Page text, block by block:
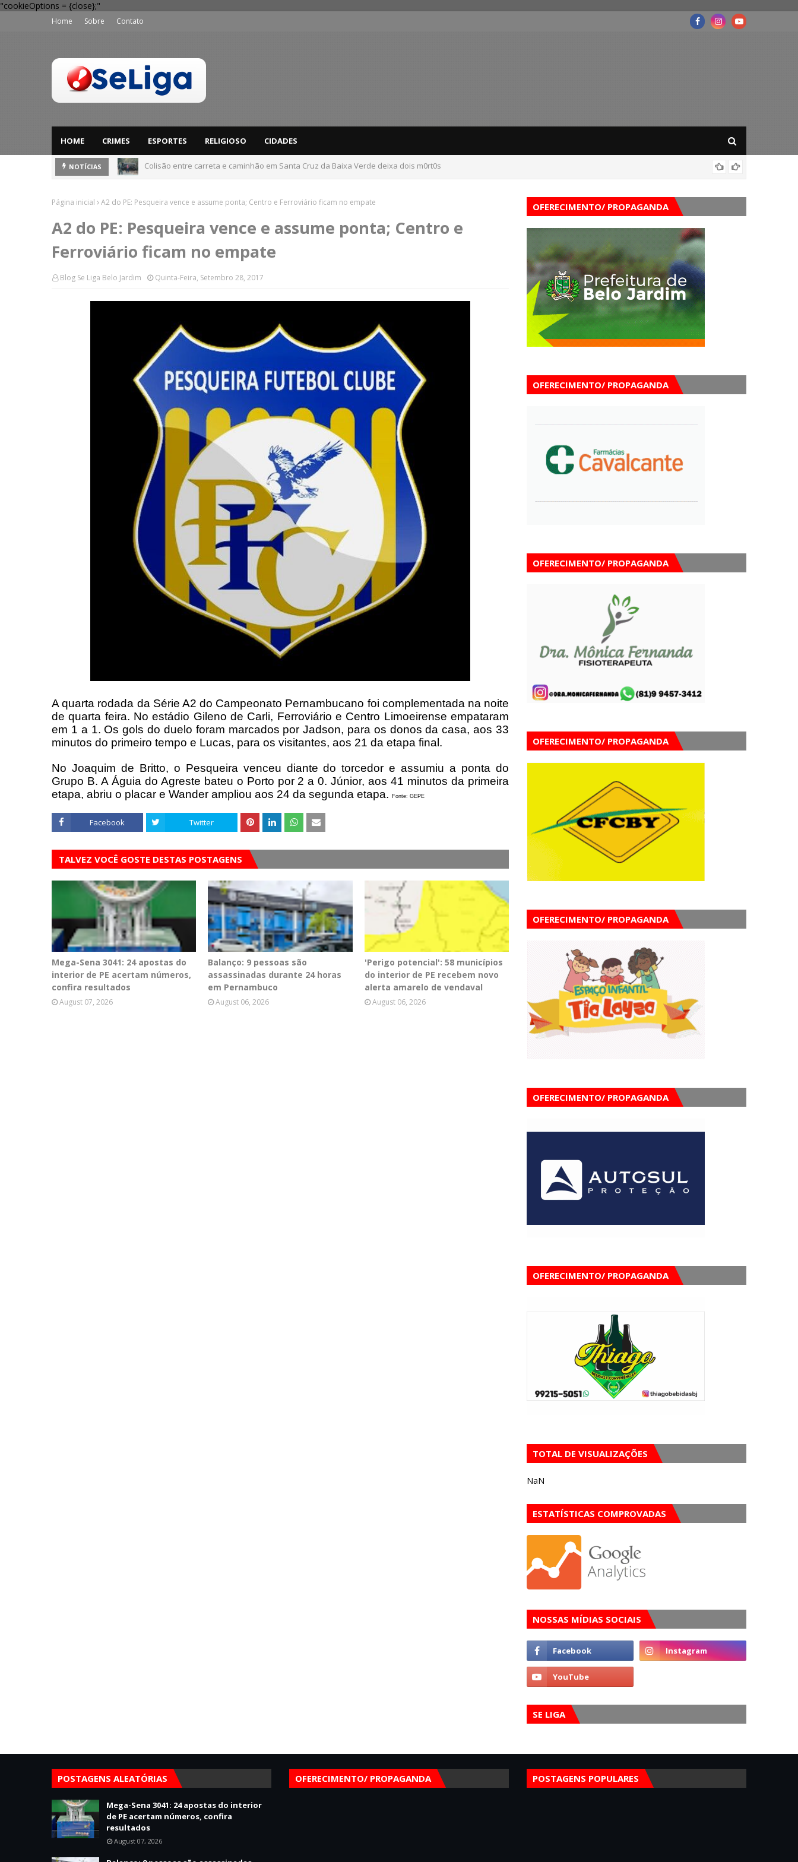
"cookieOptions = {close};"
Home Sobre Contato
HOME CRIMES ESPORTES RELIGIOSO CIDADES
NOTÍCIAS
Dia dos Pais: Procon Caruaru dá dicas para evitar problemas nas compras
Página inicial A2 do PE: Pesqueira vence e assume ponta; Centro e Ferroviário ficam no empate
A2 do PE: Pesqueira vence e assume ponta; Centro e
Ferroviário ficam no empate
Blog Se Liga Belo Jardim Quinta-Feira, Setembro 28, 2017
A quarta rodada da Série A2 do Campeonato Pernambucano foi complementada na noite
de quarta feira. No estádio Gileno de Carli, Ferroviário e Centro Limoeirense empataram
em 1 a 1. Os gols do duelo foram marcados por Jadson, para os donos da casa, aos 33
minutos do primeiro tempo e Lucas, para os visitantes, aos 21 da etapa final.
No Joaquim de Britto, o Pesqueira venceu diante do torcedor e assumiu a ponta do
Grupo B. A Águia do Agreste bateu o Porto por 2 a 0. Júnior, aos 41 minutos da primeira
etapa, abriu o placar e Wander ampliou aos 24 da segunda etapa.
Fonte: GEPE
Facebook Twitter
TALVEZ VOCÊ GOSTE DESTAS POSTAGENS
Mega-Sena 3041: 24 apostas do
interior de PE acertam números,
confira resultados
August 07, 2026
Balanço: 9 pessoas são
assassinadas durante 24 horas
em Pernambuco
August 06, 2026
'Perigo potencial': 58 municípios
do interior de PE recebem novo
alerta amarelo de vendaval
August 06, 2026
OFERECIMENTO/ PROPAGANDA
OFERECIMENTO/ PROPAGANDA
OFERECIMENTO/ PROPAGANDA
OFERECIMENTO/ PROPAGANDA
OFERECIMENTO/ PROPAGANDA
OFERECIMENTO/ PROPAGANDA
OFERECIMENTO/ PROPAGANDA
TOTAL DE VISUALIZAÇÕES
NaN
ESTATÍSTICAS COMPROVADAS
NOSSAS MÍDIAS SOCIAIS
SE LIGA
POSTAGENS ALEATÓRIAS
Mega-Sena 3041: 24 apostas do interior
de PE acertam números, confira
resultados
August 07, 2026
OFERECIMENTO/ PROPAGANDA POSTAGENS POPULARES